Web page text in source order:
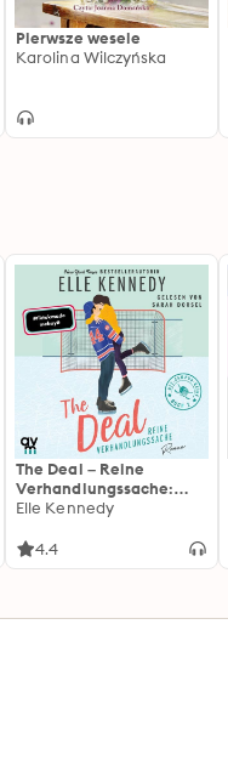
Pierwsze wesele
Karolina Wilczyńska
The Deal – Reine
Verhandlungssache:
Off-Campus 1 | Roman |
Prickelnde College-
Elle Kennedy
4.4